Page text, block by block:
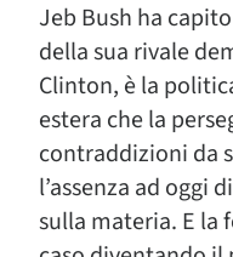
Jeb Bush ha
della sua rivale
Clinton, è la
estera che la
contraddizioni da
l’assenza ad oggi
sulla materia. E la